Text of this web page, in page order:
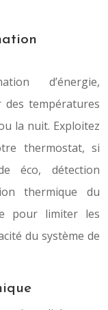
d’énergie,
températures
la nuit. Exploitez
thermostat, si
éco, détection
thermique du
pour limiter les
du système de